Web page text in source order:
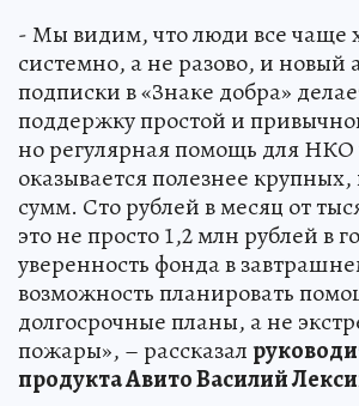
- Мы видим, что люди все чаще
системно, а не разово, и новый
подписки в «Знаке добра»
поддержку простой и
но регулярная помощь для НКО
оказывается полезнее
сумм. Сто рублей в месяц от
это не просто 1,2 млн рублей в
уверенность фонда в
возможность планировать
долгосрочные планы, а не
пожары», – рассказал
продукта Авито Василий